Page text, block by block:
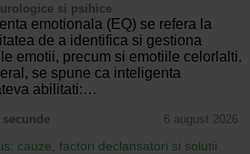
si psihice
emotionala (EQ) se refera la
de a identifica si gestiona
emotii, precum si emotiile celorlalti.
se spune ca inteligenta
abilitati:…
6 august 2026
cauze, factori declansatori si solutii